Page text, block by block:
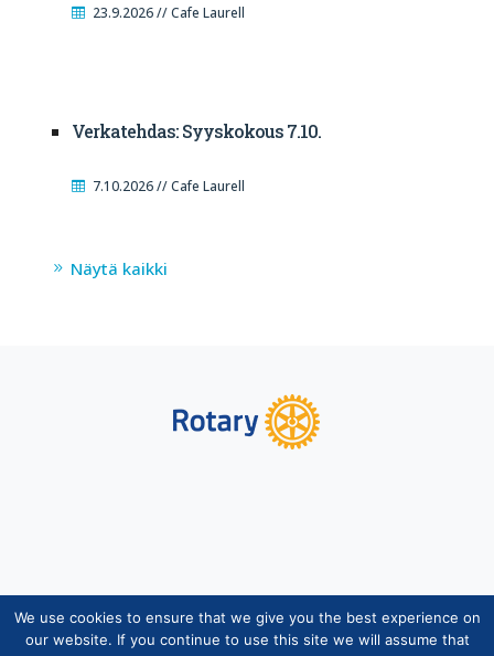
23.9.2026 // Cafe Laurell
Verkatehdas: Syyskokous 7.10.
7.10.2026 // Cafe Laurell
Näytä kaikki
Copyright © Suomen Rotarypalvelu ry 2026 |
Jäsentietojärjestelmän tietosuojaseloste|Henkilötietojen
We use cookies to ensure that we give you the best experience on
our website. If you continue to use this site we will assume that